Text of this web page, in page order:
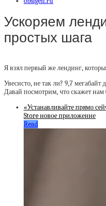
Ускоряем
простых шага
Я взял первый же лендинг,
Увесисто, не так ли? 9,7 мегабайт
Давай посмотрим, что скажет нам
«Устанавливайте прямо
Store новое приложение
Read